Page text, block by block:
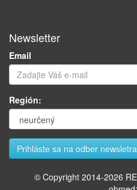
Newsletter
Email
Región:
© Copyright 2014-2026